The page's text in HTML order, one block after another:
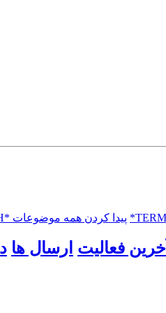
پیدا کردن همه موضوعات *TERMEH*
آخرین فعالیت ارسال ها